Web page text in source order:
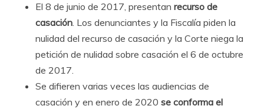
El 8 de junio de 2017, presentan recurso de
casación. Los denunciantes y la Fiscalía piden la
nulidad del recurso de casación y la Corte niega la
petición de nulidad sobre casación el 6 de octubre
de 2017.
Se difieren varias veces las audiencias de
casación y en enero de 2020 se conforma el